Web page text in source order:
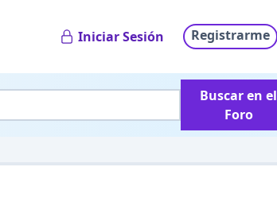
Iniciar Sesión Registrarme
Buscar en el
Foro